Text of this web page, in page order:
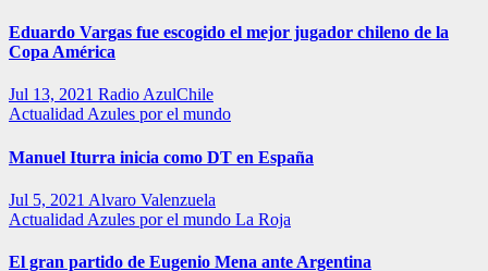
Eduardo Vargas fue escogido el mejor jugador chileno de la
Copa América
Jul 13, 2021 Radio AzulChile
Actualidad Azules por el mundo
Manuel Iturra inicia como DT en España
Jul 5, 2021 Alvaro Valenzuela
Actualidad Azules por el mundo La Roja
El gran partido de Eugenio Mena ante Argentina